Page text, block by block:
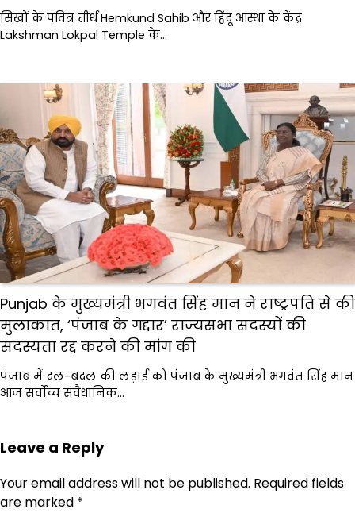
सिखों के पवित्र तीर्थ Hemkund Sahib और हिंदू आस्था के केंद्र
Lakshman Lokpal Temple के…
Punjab के मुख्यमंत्री भगवंत सिंह मान ने राष्ट्रपति से की
मुलाकात, ‘पंजाब के गद्दार’ राज्यसभा सदस्यों की
सदस्यता रद्द करने की मांग की
पंजाब में दल-बदल की लड़ाई को पंजाब के मुख्यमंत्री भगवंत सिंह मान
आज सर्वोच्च संवैधानिक…
Leave a Reply
Your email address will not be published. Required fields
are marked *